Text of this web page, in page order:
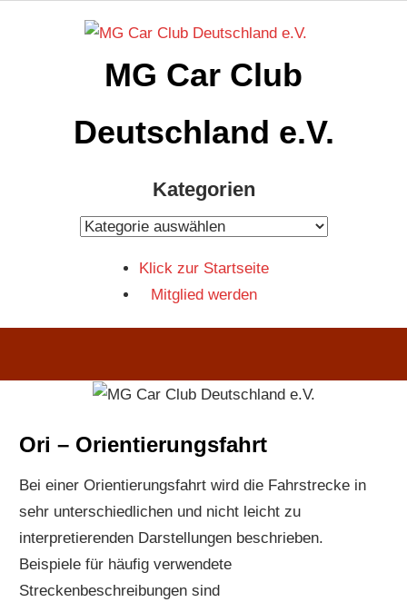
MG Car Club
Deutschland e.V.
Kategorien
Kategorien
Klick zur Startseite
Mitglied werden
Ori – Orientierungsfahrt
Bei einer Orientierungsfahrt wird die Fahrstrecke in
sehr unterschiedlichen und nicht leicht zu
interpretierenden Darstellungen beschrieben.
Beispiele für häufig verwendete
Streckenbeschreibungen sind